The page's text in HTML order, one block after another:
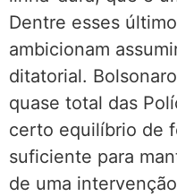
Dentre esses
ambicionam
ditatorial.
quase total das
certo equilíbrio de
suficiente para
de uma